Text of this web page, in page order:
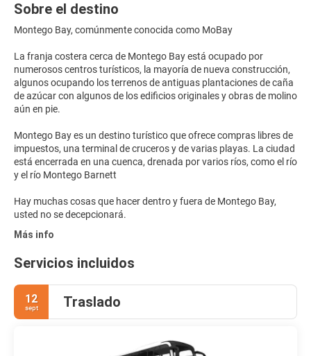
Sobre el destino
Montego Bay, comúnmente conocida como MoBay
La franja costera cerca de Montego Bay está ocupado por
numerosos centros turísticos, la mayoría de nueva construcción,
algunos ocupando los terrenos de antiguas plantaciones de caña
de azúcar con algunos de los edificios originales y obras de molino
aún en pie.
Montego Bay es un destino turístico que ofrece compras libres de
impuestos, una terminal de cruceros y de varias playas. La ciudad
está encerrada en una cuenca, drenada por varios ríos, como el río
y el río Montego Barnett
Hay muchas cosas que hacer dentro y fuera de Montego Bay,
usted no se decepcionará.
Más info
Servicios incluidos
12
sept Traslado